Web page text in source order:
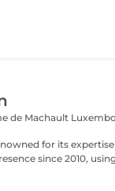
de Machault
for its
since 2010,